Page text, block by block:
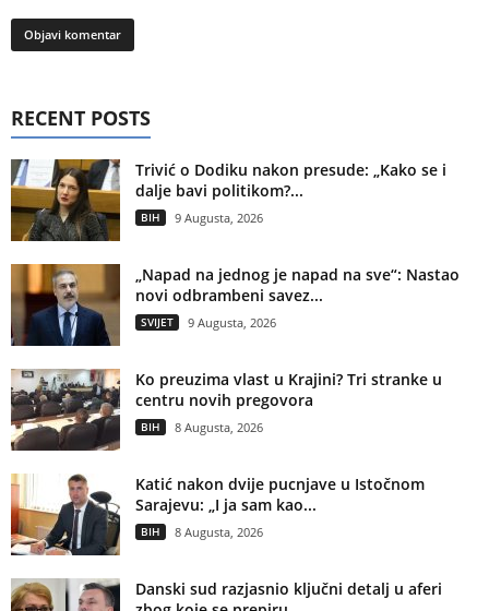
RECENT POSTS
Trivić o Dodiku nakon presude: „Kako se i
dalje bavi politikom?...
BIH 9 Augusta, 2026
„Napad na jednog je napad na sve“: Nastao
novi odbrambeni savez...
SVIJET 9 Augusta, 2026
Ko preuzima vlast u Krajini? Tri stranke u
centru novih pregovora
BIH 8 Augusta, 2026
Katić nakon dvije pucnjave u Istočnom
Sarajevu: „I ja sam kao...
BIH 8 Augusta, 2026
Danski sud razjasnio ključni detalj u aferi